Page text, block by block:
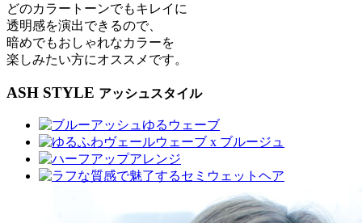
どのカラートーンでもキレイに
透明感を演出できるので、
暗めでもおしゃれなカラーを
楽しみたい方にオススメです。
ASH STYLE アッシュスタイル